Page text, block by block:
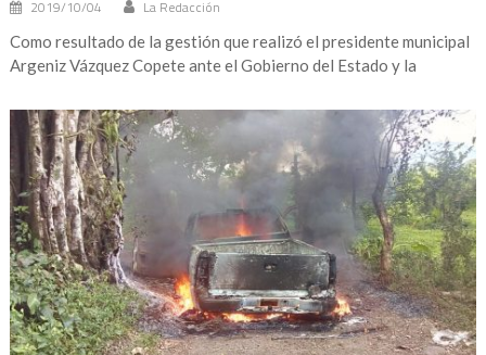
2019/10/04 La Redacción
Como resultado de la gestión que realizó el presidente municipal
Argeniz Vázquez Copete ante el Gobierno del Estado y la